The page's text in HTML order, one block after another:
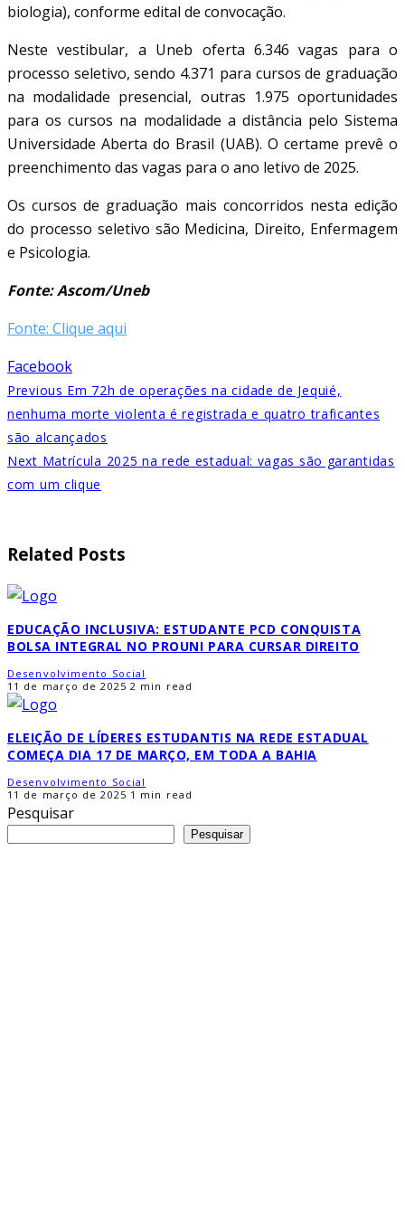
biologia), conforme edital de convocação.
Neste vestibular, a Uneb oferta 6.346 vagas para o
processo seletivo, sendo 4.371 para cursos de graduação
na modalidade presencial, outras 1.975 oportunidades
para os cursos na modalidade a distância pelo Sistema
Universidade Aberta do Brasil (UAB). O certame prevê o
preenchimento das vagas para o ano letivo de 2025.
Os cursos de graduação mais concorridos nesta edição
do processo seletivo são Medicina, Direito, Enfermagem
e Psicologia.
Fonte: Ascom/Uneb
Fonte: Clique aqui
Facebook
Previous Em 72h de operações na cidade de Jequié,
nenhuma morte violenta é registrada e quatro traficantes
são alcançados
Next Matrícula 2025 na rede estadual: vagas são garantidas
com um clique
Related Posts
EDUCAÇÃO INCLUSIVA: ESTUDANTE PCD CONQUISTA
BOLSA INTEGRAL NO PROUNI PARA CURSAR DIREITO
Desenvolvimento Social
11 de março de 2025 2 min read
ELEIÇÃO DE LÍDERES ESTUDANTIS NA REDE ESTADUAL
COMEÇA DIA 17 DE MARÇO, EM TODA A BAHIA
Desenvolvimento Social
11 de março de 2025 1 min read
Pesquisar
Pesquisar